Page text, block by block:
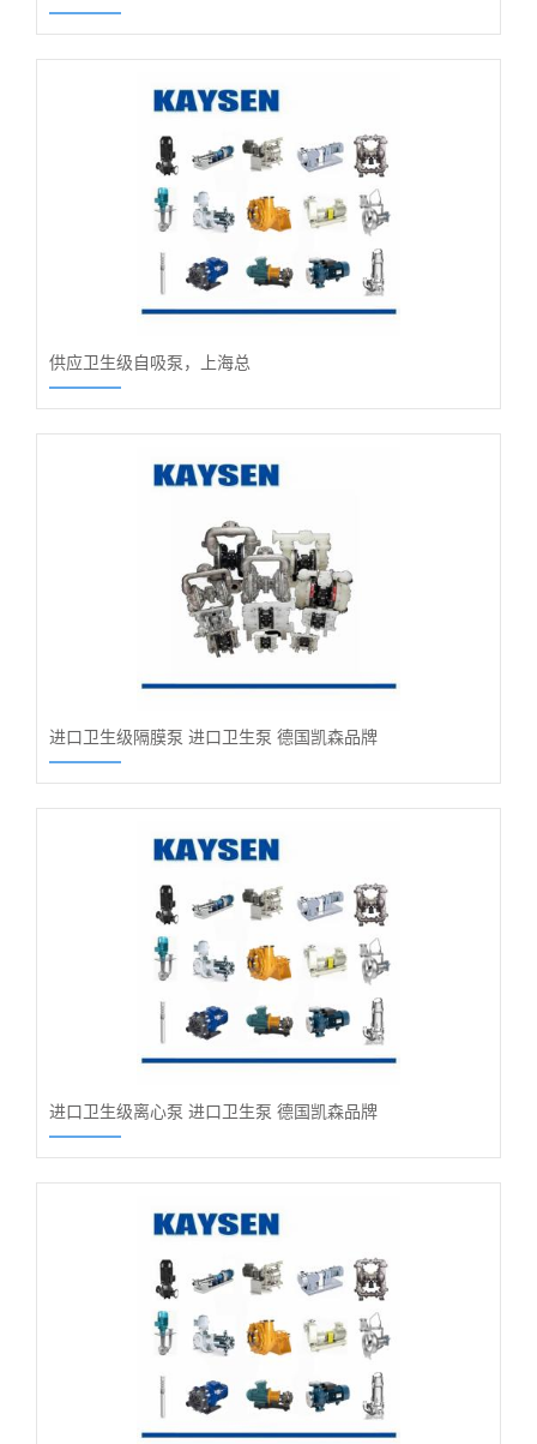
供应卫生级自吸泵，上海总
进口卫生级隔膜泵 进口卫生泵 德国凯森品牌
进口卫生级离心泵 进口卫生泵 德国凯森品牌